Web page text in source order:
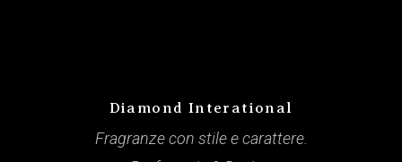
Diamond Interational
Fragranze con stile e carattere.